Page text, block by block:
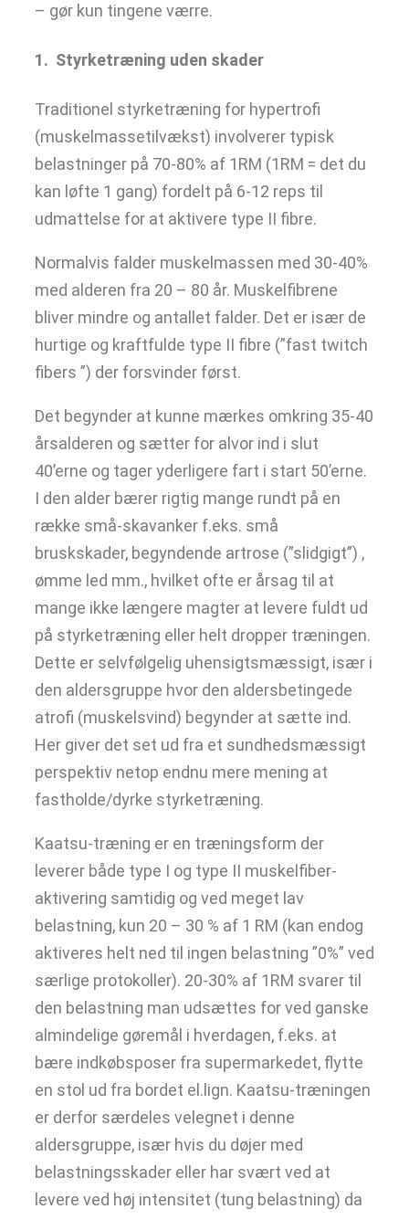
– gør kun tingene værre.
1. Styrketræning uden skader
Traditionel styrketræning for hypertrofi
(muskelmassetilvækst) involverer typisk
belastninger på 70-80% af 1RM (1RM = det du
kan løfte 1 gang) fordelt på 6-12 reps til
udmattelse for at aktivere type II fibre.
Normalvis falder muskelmassen med 30-40%
med alderen fra 20 – 80 år. Muskelfibrene
bliver mindre og antallet falder. Det er især de
hurtige og kraftfulde type II fibre (”fast twitch
fibers ”) der forsvinder først.
Det begynder at kunne mærkes omkring 35-40
årsalderen og sætter for alvor ind i slut
40’erne og tager yderligere fart i start 50’erne.
I den alder bærer rigtig mange rundt på en
række små-skavanker f.eks. små
bruskskader, begyndende artrose (”slidgigt”) ,
ømme led mm., hvilket ofte er årsag til at
mange ikke længere magter at levere fuldt ud
på styrketræning eller helt dropper træningen.
Dette er selvfølgelig uhensigtsmæssigt, især i
den aldersgruppe hvor den aldersbetingede
atrofi (muskelsvind) begynder at sætte ind.
Her giver det set ud fra et sundhedsmæssigt
perspektiv netop endnu mere mening at
fastholde/dyrke styrketræning.
Kaatsu-træning er en træningsform der
leverer både type I og type II muskelfiber-
aktivering samtidig og ved meget lav
belastning, kun 20 – 30 % af 1 RM (kan endog
aktiveres helt ned til ingen belastning ”0%” ved
særlige protokoller). 20-30% af 1RM svarer til
den belastning man udsættes for ved ganske
almindelige gøremål i hverdagen, f.eks. at
bære indkøbsposer fra supermarkedet, flytte
en stol ud fra bordet el.lign. Kaatsu-træningen
er derfor særdeles velegnet i denne
aldersgruppe, især hvis du døjer med
belastningsskader eller har svært ved at
levere ved høj intensitet (tung belastning) da